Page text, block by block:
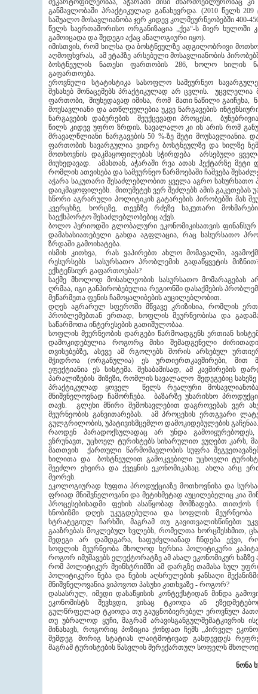
მეკარტოფილეობაა, აჭარაში მისი
განმავლობაში პრაქტიკულად განახევრდა. (2010 წელს 209
საშუალო მოსავლიანობა ჯერ კიდევ კოლმეურნეობებში 400-
წელს საერთაშორისო ორგანიზაცია „ქეა“-ს მიერ ხულოში
გამოიცადა და შედეგი აქაც ანალოგიური იყო).
იმისთვის, რომ ხილსა და ბოსტნეულზე ადგილობრივი
აღმოფხვრას, ამ ეტაპზე არსებული მოსავლიანობის
ბოსტნეულის ნათესი ფართობის 286, ხოლო ხილის
გაფართოება.
ეროვნული სტატისტიკა სასოფლო სამეურნეო
შესახებ მონაცემებს პრაქტიკულად არ ცვლის. უცვლელია
ფართობი, მიუხედავად იმისა, რომ მათი ნაწილი გაიჩეხა,
მოუსავლიანი და ათწლეულებია უკვე ნარგავების
ნარგავების დაბერების შეუქცევადი პროცესი,
წილს კიდევ უფრო ზრდის. სავალალო კი ის არის რომ
მრავალწლიანი ნარგავების 50 %-ზე მეტი მოუსავლიანია.
ფართობის სავარგულია ვიდრე ბოსტნეულზე და ხილზე
მოთხოვნის დაკმაყოფილებას სჭირდება არსებული
მიუხედავად. ამასთან, აჭარაში რვა ათას ჰექტარზე მეტი
რომლის ათვისება და სამეურნეო წარმოებაში ჩაშვება
აჭარა საკუთარი შესაძლებლობით ყველა აგრო სასურსათო
დაიკმაყოფილებს. მითუმეტეს ვერ შეძლებს ამის გაკეთებას
სწორი აგრარული პოლიტიკის გატარების პირობებში მას
კვერცხზე, ხორცზე, თევზზე რძეზე საკუთარი
საექსპორტო შესაძლებლობებიც აქვს.
ბოლო პერიოდში გლობალური ეკონომიკისათვის
დამახასიათებელი გახდა აგფლაცია, რაც სასურსათო
ზრდაში გამოიხატება.
ისმის კითხვა, რას ვაპირებთ ახლო მომავალში,
რესურსებს სასურსათო პრობლემის გადაწყვეტის
ექსტენსიურ გაფართოებას?
საქმე მხოლოდ მოსახლეობის სასურსათო მომარაგებას
ღრმაა, იგი განპირობებულია რეგიონში დასაქმების
მეწარმეთა ფენის ჩამოყალიბების აუცილებლობით.
დღეს აგრარულ სფეროში მწვავე კრიზისია, რომლის
პრობლემებთან ერთად, სოფლის მეურნეობისა და
საწარმოთა ინტერესების გათიშულობაა.
სოფლის მეურნეობის დარგები წარმოადგენს ერთიან
დამოკიდებულია როგორც მისი შემადგენელი ძირითადი
თვისებებზე, ასევე ამ რგოლებს შორის არსებულ
მჭიდროა (ორგანულია) ეს ურთიერთკავშირები,
ეფექტიანია ეს სისტემა. შესაბამისად, ამ კავშირების
პარალიზების მიზეზი, რომლის სავალალო შედეგებიც სახეზე
პრაქტიკულად ყოველ წელს რეალური მოსავლიანობა
მნიშვნელოვნად ჩამორჩება. ბაზარზე უხარისხო
თავს. გლეხი მწირი შემოსავლებით დაგროვებას ვერ
მეურნეობის განვითარებას. ამ პროცესის ერთგვარი
გულგრილობის, უპატივისმცემლო დამოკიდებულების გაჩენაა.
რაოდენ პარადოქსულადაც არ უნდა გამოიყურებოდეს,
ვზრუნავთ, უცხოელ ტურისტებს სიხარულით ვუღებთ კარს,
მათთვის ქართული წარმომავლობის სუფრა
ხილითა და ბოსტნეულით გამოკვებილი უცხოელი
შეეძლო ეხეირა და ქვეყნის ეკონომიკასაც. ახლა არც
მეორეს.
ეკოლოგიურად სუფთა პროდუქციაზე მოთხოვნისა და
ფრიად მნიშვნელოვანი და მეტისმეტად აუცილებელიც კია
პროცესებისადმი ფეხის ასაწყობად მომზადება. თითქოს
სნობიზმი დღეს უკუგდებულია და სოფლის მეურნეობა
სტრატეგიულ ჩარხში, მაგრამ თუ გავითვალისწინებთ
გააზრებას მოკლებულ სვლებს, რომელთა ხორცშესხმით,
შედეგი არ დამდგარა, საფუძვლიანად ჩნდება ეჭვი,
სოფლის მეურნეობა მხოლოდ ხერხია პოლიტიკური
როგორ იმუშავებს ელექტორატზე ამ ახალ ეკონომიკურ ხაზზე
რომ პოლიტიკურ მეინსტრიმში ამ დარგზე თამასა სულ
პოლიტიკური ნება და ნების აღსრულების ჯანსაღი
მნიშვნელოვანია ვიპოვოთ პასუხი კითხვაზე - როგორ?
დასასრულ, იმედი დასაწყისის კონტექსტიდან მინდა
ეკონომისტს შევხვდი, ვისაც ტკიოდა ან
გულწრფელად ტკიოდა თუ გაუცნობიერებელ ეროვნულ
თუ უბრალოდ ყუჩი, მაგრამ არავისგანგულშემატკივრის
მინახავს, როგორიც პოზიცია ქონდათ ჩემს „პირველ
შემდეგ მორიგ სტატიას ლაიტმოტივად გასდევდეს
მაგრამ ტურისტების წასვლის მერექართულ სოფელს
ნონა